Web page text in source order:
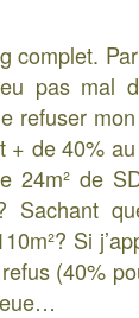
complet.
pas mal
refuser
de 40%
24m² de
Sachant
Si
(40%